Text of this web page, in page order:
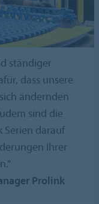
ständiger
dass unsere
ändernden
sind die
Serien darauf
Ihrer
Prolink